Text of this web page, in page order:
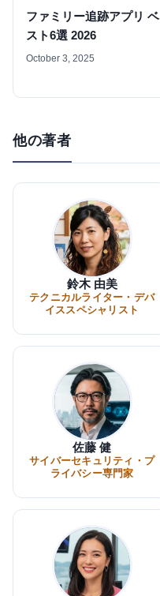
ファミリー追跡アプリ ベ
スト6選 2026
October 3, 2025
他の著者
鈴木 由美
テクニカルライター・デバ
イススペシャリスト
佐藤 健
サイバーセキュリティ・プ
ライバシー専門家